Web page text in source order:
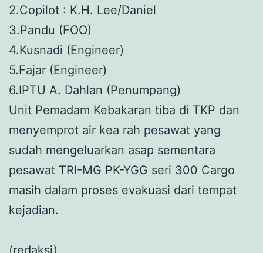
2.Copilot : K.H. Lee/Daniel
3.Pandu (FOO)
4.Kusnadi (Engineer)
5.Fajar (Engineer)
6.IPTU A. Dahlan (Penumpang)
Unit Pemadam Kebakaran tiba di TKP dan
menyemprot air kea rah pesawat yang
sudah mengeluarkan asap sementara
pesawat TRI-MG PK-YGG seri 300 Cargo
masih dalam proses evakuasi dari tempat
kejadian.
(redaksi)